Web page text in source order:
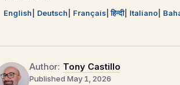
English
Deutsch Français हिन्दी Italiano
Author: Tony Castillo
Published May 1, 2026